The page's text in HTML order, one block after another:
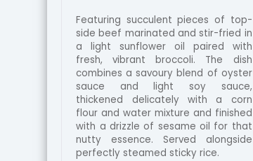
Featuring succulent pieces of top-
side beef marinated and stir-fried in
a light sunflower oil paired with
fresh, vibrant broccoli. The dish
combines a savoury blend of oyster
sauce and light soy sauce,
thickened delicately with a corn
flour and water mixture and finished
with a drizzle of sesame oil for that
nutty essence. Served alongside
perfectly steamed sticky rice.